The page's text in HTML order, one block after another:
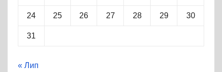
24 25 26 27 28 29 30
31
« Лип